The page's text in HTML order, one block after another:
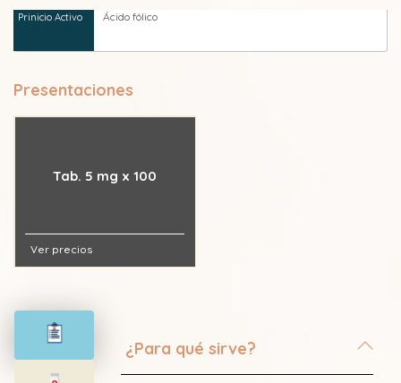
Ácido fólico
Presentaciones
Tab. 5 mg x 100
Ver precios
¿Para qué sirve?